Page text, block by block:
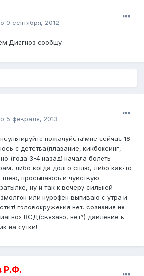
9 сентября, 2012
сообщу.
5 февраля, 2013
пожалуйста!мне сейчас 18
с детства(плавание, кикбоксинг,
(года 3-4 назад) начала болеть
либо когда долго сплю, либо как-то
шею, просыпаюсь и чувствую
ну и так к вечеру сильней
или нурофен выпиваю с утра и
головокружения нет, сознания не
ВСД(связано, нет?) давление в
на сутки!
Р.Ф.